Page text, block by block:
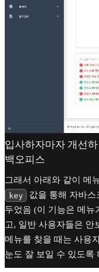
입사하자마자 개선
백오피스
그래서 아래와 같이 메
key
값을 통해 자바스
두었음 (이 기능은 메뉴
고, 일반 사용자들은 안
메뉴를 찾을 때는 사용
눈도 잘 보일 수 있도록